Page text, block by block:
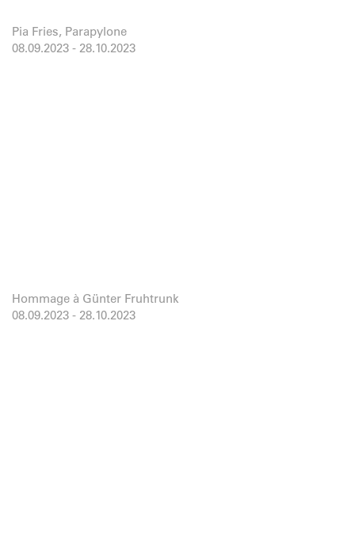
Pia Fries, Parapylone
08.09.2023 - 28.10.2023
Hommage à Günter Fruhtrunk
08.09.2023 - 28.10.2023